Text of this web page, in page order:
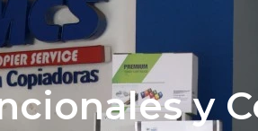
y